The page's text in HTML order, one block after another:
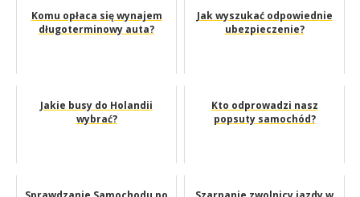
Komu opłaca się wynajem
długoterminowy auta?
Jak wyszukać odpowiednie
ubezpieczenie?
Jakie busy do Holandii
wybrać?
Kto odprowadzi nasz
popsuty samochód?